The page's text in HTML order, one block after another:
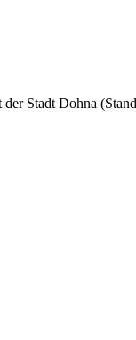
Stadt Dohna